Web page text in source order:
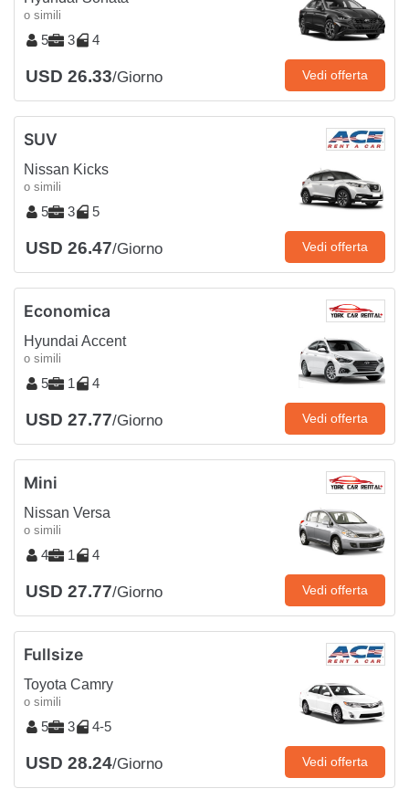
o simili
5 3 4
USD 26.33/Giorno Vedi offerta
SUV
Nissan Kicks
o simili
5 3 5
USD 26.47/Giorno Vedi offerta
Economica
Hyundai Accent
o simili
5 1 4
USD 27.77/Giorno Vedi offerta
Mini
Nissan Versa
o simili
4 1 4
USD 27.77/Giorno Vedi offerta
Fullsize
Toyota Camry
o simili
5 3 4-5
USD 28.24/Giorno Vedi offerta